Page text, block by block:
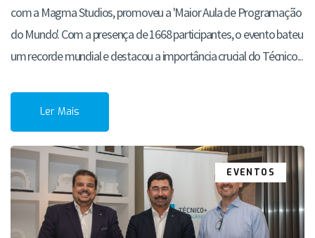
com a Magma Studios, promoveu a 'Maior Aula de Programação
do Mundo'. Com a presença de 1668 participantes, o evento bateu
um recorde mundial e destacou a importância crucial do Técnico...
Ler Mais
EVENTOS